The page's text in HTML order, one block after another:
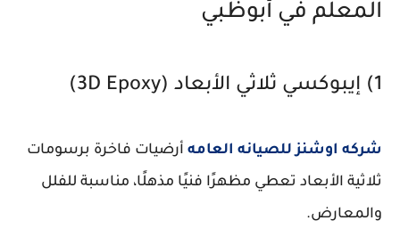
المعلم في أبوظبي
1) إيبوكسي ثلاثي الأبعاد (3D Epoxy)
شركه اوشنز للصيانه العامه أرضيات فاخرة برسومات
ثلاثية الأبعاد تعطي مظهرًا فنيًا مذهلًا، مناسبة للفلل
والمعارض.